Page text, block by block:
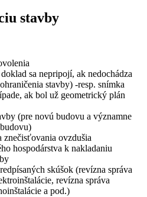
stavby
sa nepripojí, ak nedochádza
stavby) -resp. snímka
ak bol už geometrický plán
(pre novú budovu a významne
znečisťovania ovzdušia
hospodárstva k nakladaniu
skúšok (revízna správa
revízna správa
a pod.)